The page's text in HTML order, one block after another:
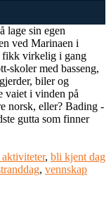
lage sin egen
ved Marinaen i
fikk virkelig i gang
skoler med basseng,
biler og
vaiet i vinden på
norsk, eller? Bading -
gutta som finner
, bli kjent dag
, vennskap